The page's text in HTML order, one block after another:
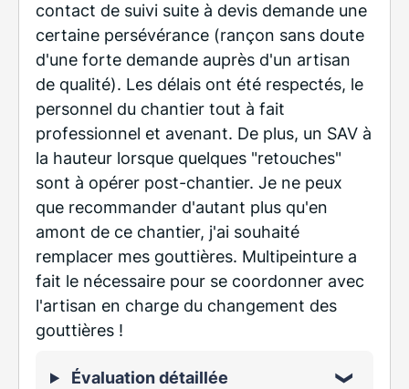
contact de suivi suite à devis demande une
certaine persévérance (rançon sans doute
d'une forte demande auprès d'un artisan
de qualité). Les délais ont été respectés, le
personnel du chantier tout à fait
professionnel et avenant. De plus, un SAV à
la hauteur lorsque quelques "retouches"
sont à opérer post-chantier. Je ne peux
que recommander d'autant plus qu'en
amont de ce chantier, j'ai souhaité
remplacer mes gouttières. Multipeinture a
fait le nécessaire pour se coordonner avec
l'artisan en charge du changement des
gouttières !
Évaluation détaillée